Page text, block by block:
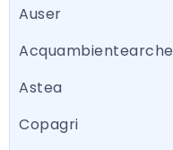
Auser
Acquambientearche
Astea
Copagri